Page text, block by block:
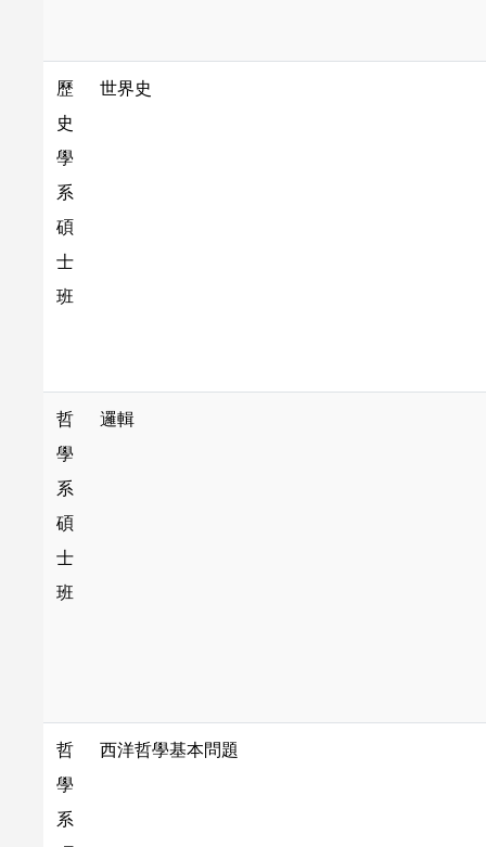
歷
史
學
系
碩
士
班
世界史
哲
學
系
碩
士
班
邏輯
哲
學
系
西洋哲學基本問題